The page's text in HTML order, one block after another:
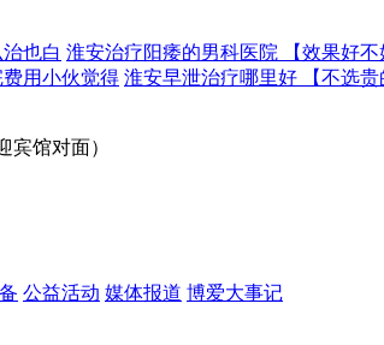
也白 淮安治疗阳痿的男科医院 【效果好不
用小伙觉得 淮安早泄治疗哪里好 【不选贵
宾馆对面）
公益活动 媒体报道 博爱大事记